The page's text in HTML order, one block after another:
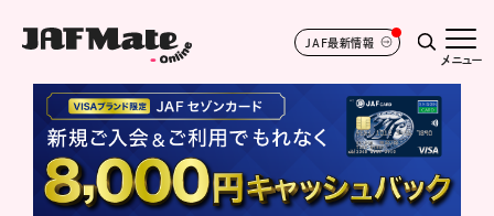
JAF最新情報
メニュー